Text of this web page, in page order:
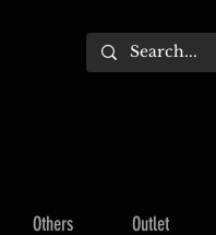
Others Outlet